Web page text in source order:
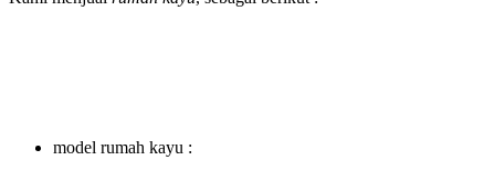
model rumah kayu :